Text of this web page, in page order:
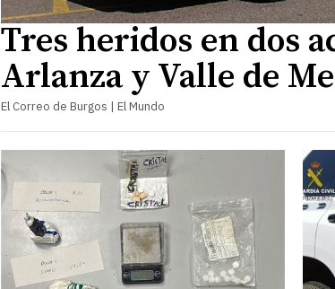
Tres heridos en dos
Arlanza y Valle de
El Correo de Burgos | El Mundo